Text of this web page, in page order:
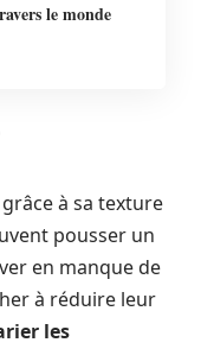
le monde
à sa texture
pousser un
en manque de
à réduire leur
les